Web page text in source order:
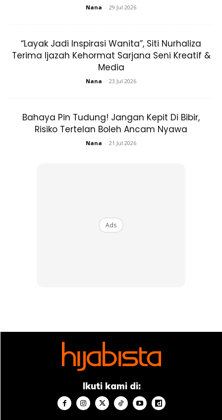
Ishhh Lawa Nak Mati Org2 Turki Ni?
#madumadeinturkey
Wawa Zainal ™️
View this post on Instagram
Nana - 29 Jul 2026
“Layak Jadi Inspirasi Wanita”, Siti Nurhaliza
Terima Ijazah Kehormat Sarjana Seni Kreatif &
Media
Nana - 23 Jul 2026
Bahaya Pin Tudung! Jangan Kepit Di Bibir,
Risiko Tertelan Boleh Ancam Nyawa
Nana - 21 Jul 2026
Ads
Ikuti kami di: